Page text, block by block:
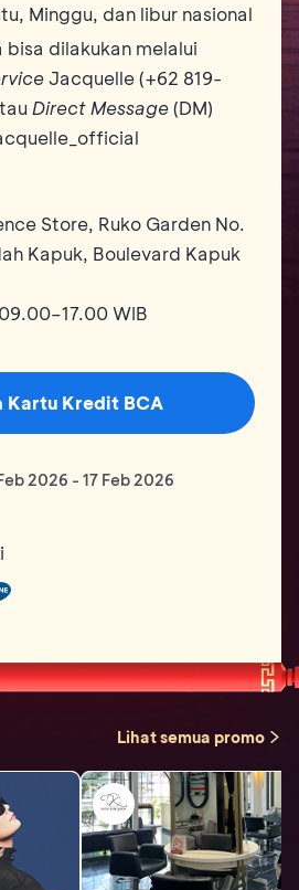
Minggu, dan libur nasional
bisa dilakukan melalui
Jacquelle (+62 819-
Direct Message(DM)
Store, Ruko Garden No.
Kapuk, Boulevard Kapuk
WIB
Kartu Kredit BCA
2026 - 17 Feb 2026
Lihat semua promo